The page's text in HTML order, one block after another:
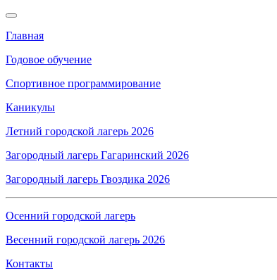
Главная
Годовое обучение
Спортивное программирование
Каникулы
Летний городской лагерь 2026
Загородный лагерь Гагаринский 2026
Загородный лагерь Гвоздика 2026
Осенний городской лагерь
Весенний городской лагерь 2026
Контакты